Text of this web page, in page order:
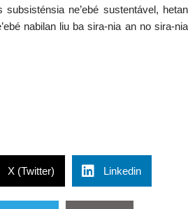
ne’ebé sustentável, hetan
nabilan liu ba sira-nia an no sira-nia
X (Twitter) Linkedin